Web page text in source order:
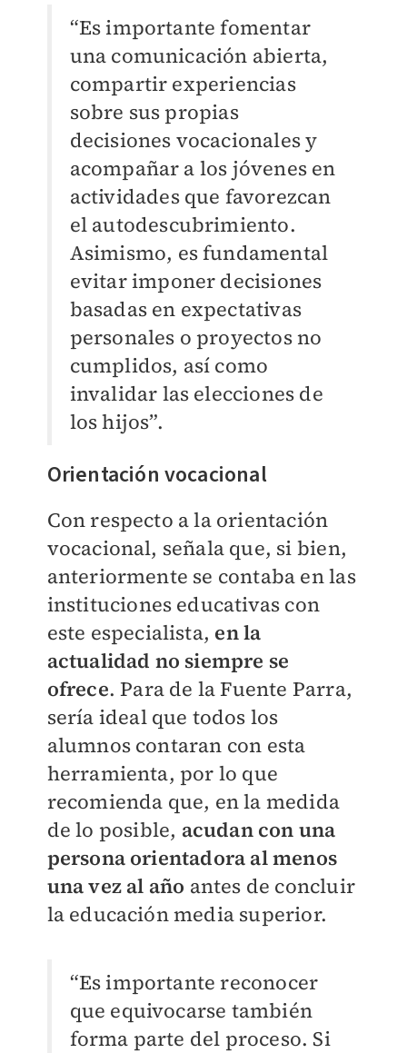
“Es importante fomentar
una comunicación abierta,
compartir experiencias
sobre sus propias
decisiones vocacionales y
acompañar a los jóvenes en
actividades que favorezcan
el autodescubrimiento.
Asimismo, es fundamental
evitar imponer decisiones
basadas en expectativas
personales o proyectos no
cumplidos, así como
invalidar las elecciones de
los hijos”.
Orientación vocacional
Con respecto a la orientación
vocacional, señala que, si bien,
anteriormente se contaba en las
instituciones educativas con
este especialista, en la
actualidad no siempre se
ofrece. Para de la Fuente Parra,
sería ideal que todos los
alumnos contaran con esta
herramienta, por lo que
recomienda que, en la medida
de lo posible, acudan con una
persona orientadora al menos
una vez al año antes de concluir
la educación media superior.
“Es importante reconocer
que equivocarse también
forma parte del proceso. Si